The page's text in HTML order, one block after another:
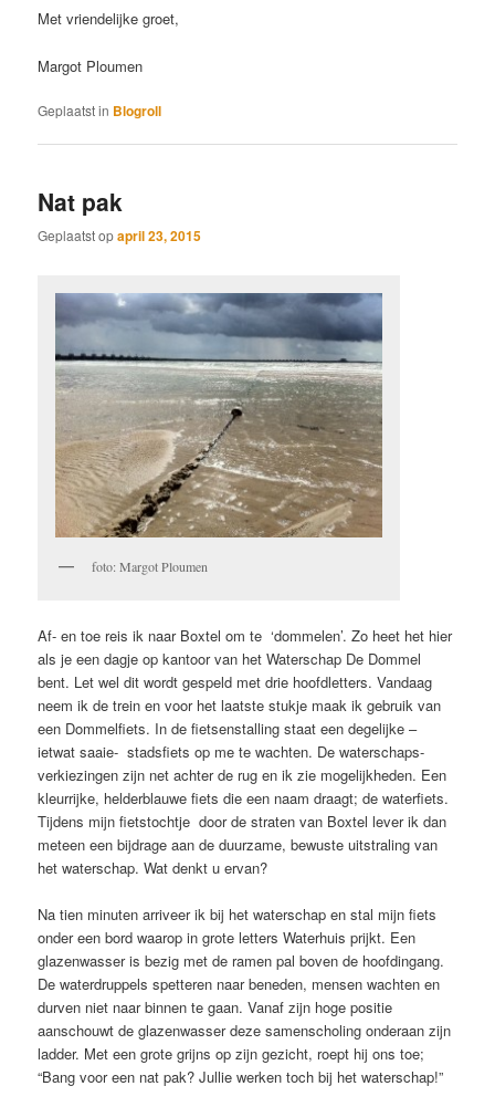
Met vriendelijke groet,
Margot Ploumen
Geplaatst in Blogroll
Nat pak
Geplaatst opapril 23, 2015
foto: Margot Ploumen
Af- en toe reis ik naar Boxtel om te ‘dommelen’. Zo heet het hier
als je een dagje op kantoor van het Waterschap De Dommel
bent. Let wel dit wordt gespeld met drie hoofdletters. Vandaag
neem ik de trein en voor het laatste stukje maak ik gebruik van
een Dommelfiets. In de fietsenstalling staat een degelijke –
ietwat saaie- stadsfiets op me te wachten. De waterschaps-
verkiezingen zijn net achter de rug en ik zie mogelijkheden. Een
kleurrijke, helderblauwe fiets die een naam draagt; de waterfiets.
Tijdens mijn fietstochtje door de straten van Boxtel lever ik dan
meteen een bijdrage aan de duurzame, bewuste uitstraling van
het waterschap. Wat denkt u ervan?
Na tien minuten arriveer ik bij het waterschap en stal mijn fiets
onder een bord waarop in grote letters Waterhuis prijkt. Een
glazenwasser is bezig met de ramen pal boven de hoofdingang.
De waterdruppels spetteren naar beneden, mensen wachten en
durven niet naar binnen te gaan. Vanaf zijn hoge positie
aanschouwt de glazenwasser deze samenscholing onderaan zijn
ladder. Met een grote grijns op zijn gezicht, roept hij ons toe;
“Bang voor een nat pak? Jullie werken toch bij het waterschap!”